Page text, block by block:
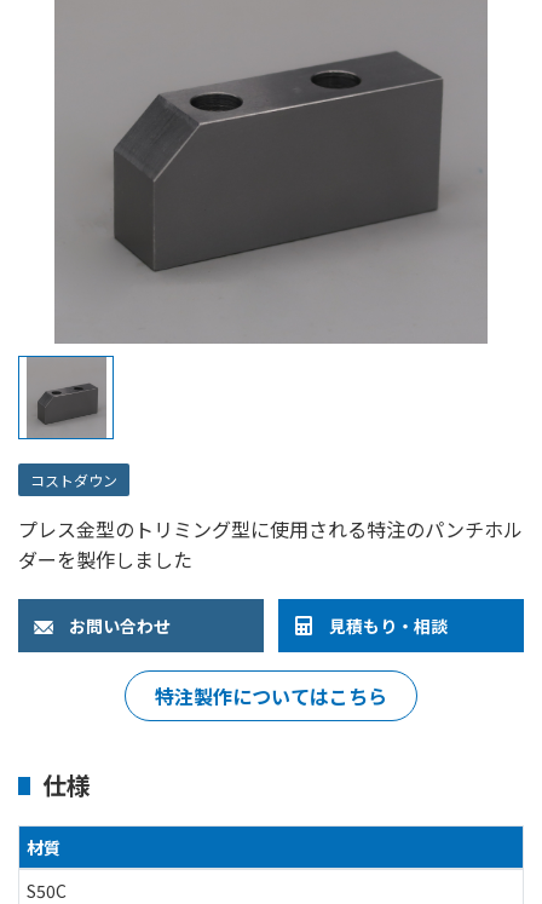
コストダウン
プレス金型のトリミング型に使用される特注のパンチホル
ダーを製作しました
お問い合わせ 見積もり・相談
特注製作についてはこちら
仕様
材質
S50C